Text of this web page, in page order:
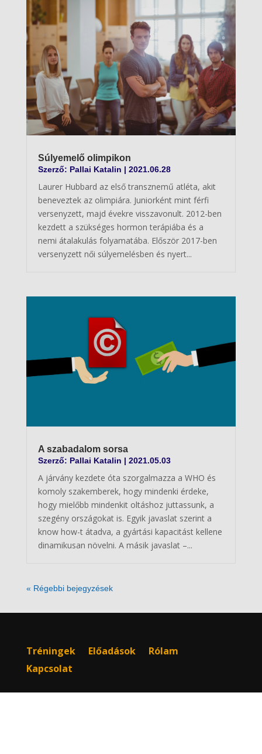
Súlyemelő olimpikon
Szerző: Pallai Katalin | 2021.06.28
Laurer Hubbard az első transznemű atléta, akit
beneveztek az olimpiára. Juniorként mint férfi
versenyzett, majd évekre visszavonult. 2012-ben
kezdett a szükséges hormon terápiába és a
nemi átalakulás folyamatába. Először 2017-ben
versenyzett női súlyemelésben és nyert...
A szabadalom sorsa
Szerző: Pallai Katalin | 2021.05.03
A járvány kezdete óta szorgalmazza a WHO és
komoly szakemberek, hogy mindenki érdeke,
hogy mielőbb mindenkit oltáshoz juttassunk, a
szegény országokat is. Egyik javaslat szerint a
know how-t átadva, a gyártási kapacitást kellene
dinamikusan növelni. A másik javaslat –...
« Régebbi bejegyzések
Tréningek Előadások
Rólam
Kapcsolat